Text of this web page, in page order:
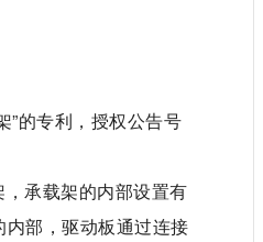
”的专利，授权公告号
承载架的内部设置有
部，驱动板通过连接